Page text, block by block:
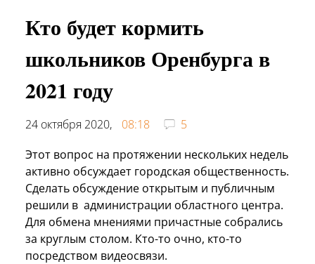
Кто будет кормить
школьников Оренбурга в
2021 году
24 октября 2020, 08:18
5
Этот вопрос на протяжении нескольких недель
активно обсуждает городская общественность.
Сделать обсуждение открытым и публичным
решили в администрации областного центра.
Для обмена мнениями причастные собрались
за круглым столом. Кто-то очно, кто-то
посредством видеосвязи.